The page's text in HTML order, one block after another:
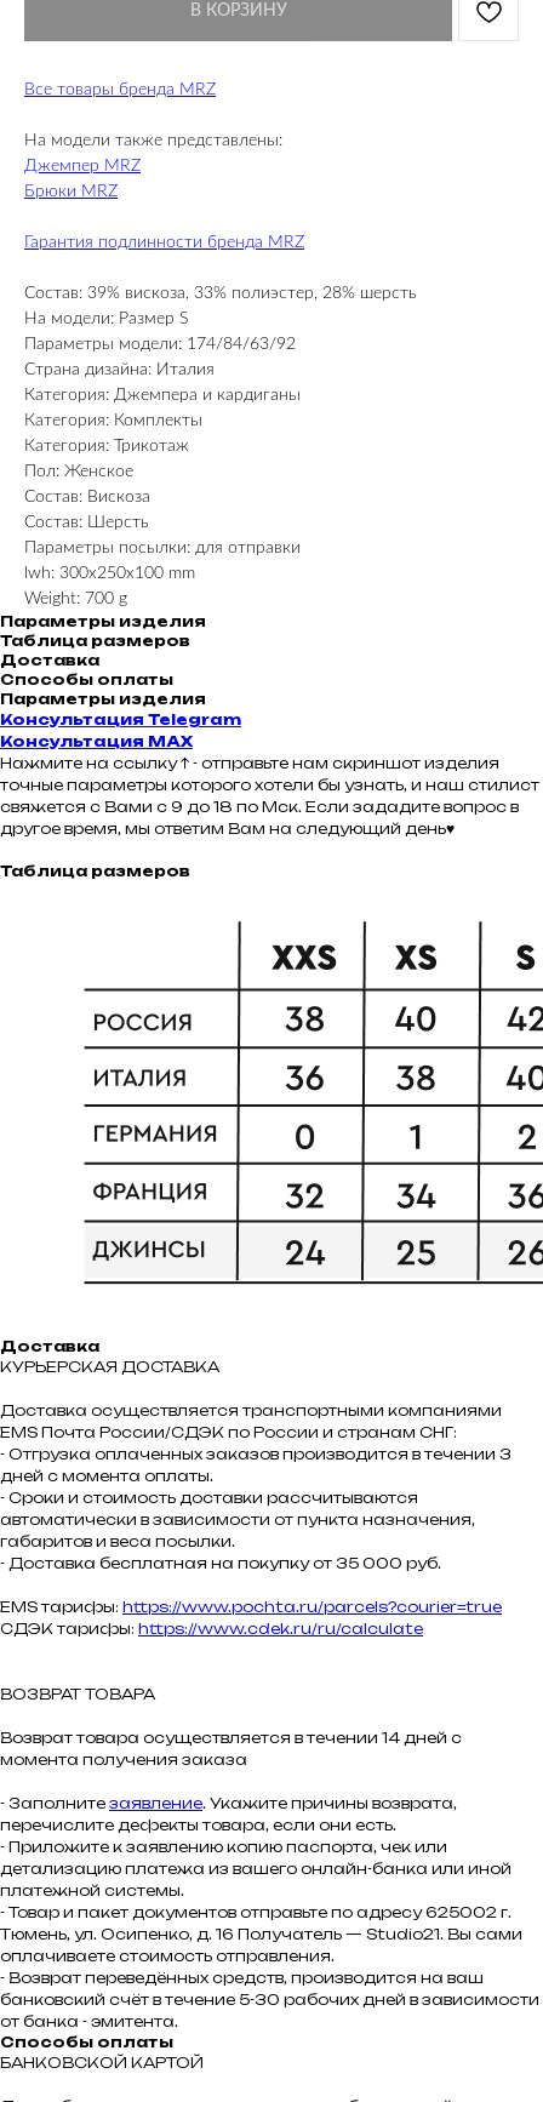
В КОРЗИНУ
Все товары бренда MRZ
На модели также представлены:
Джемпер MRZ
Брюки MRZ
Гарантия подлинности бренда MRZ
Состав: 39% вискоза, 33% полиэстер, 28% шерсть
На модели: Размер S
Параметры модели: 174/84/63/92
Страна дизайна: Италия
Категория: Джемпера и кардиганы
Категория: Комплекты
Категория: Трикотаж
Пол: Женское
Состав: Вискоза
Состав: Шерсть
Параметры посылки: для отправки
lwh: 300x250x100 mm
Weight: 700 g
Параметры изделия
Таблица размеров
Доставка
Способы оплаты
Параметры изделия
Консультация Telegram
Консультация MAX
Нажмите на ссылку ↑ - отправьте нам скриншот изделия
точные параметры которого хотели бы узнать, и наш стилист
свяжется с Вами с 9 до 18 по Мск. Если зададите вопрос в
другое время, мы ответим Вам на следующий день♥
Таблица размеров
Доставка
КУРЬЕРСКАЯ ДОСТАВКА
Доставка осуществляется транспортными компаниями
ЕMS Почта России/СДЭК по России и странам СНГ:
- Отгрузка оплаченных заказов производится в течении 3
дней с момента оплаты.
- Сроки и стоимость доставки рассчитываются
автоматически в зависимости от пункта назначения,
габаритов и веса посылки.
- Доставка бесплатная на покупку от 35 000 руб.
EMS тарифы: https://www.pochta.ru/parcels?courier=true
СДЭК тарифы: https://www.cdek.ru/ru/calculate
ВОЗВРАТ ТОВАРА
Возврат товара осуществляется в течении 14 дней с
момента получения заказа
- Заполните заявление. Укажите причины возврата,
перечислите дефекты товара, если они есть.
- Приложите к заявлению копию паспорта, чек или
детализацию платежа из вашего онлайн-банка или иной
платежной системы.
- Товар и пакет документов отправьте по адресу 625002 г.
Тюмень, ул. Осипенко, д. 16 Получатель — Studio21. Вы сами
оплачиваете стоимость отправления.
- Возврат переведённых средств, производится на ваш
банковский счёт в течение 5-30 рабочих дней в зависимости
от банка - эмитента.
Способы оплаты
БАНКОВСКОЙ КАРТОЙ